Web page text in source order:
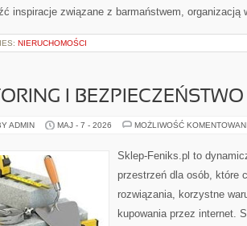
inspiracje związane z barmaństwem,
NIERUCHOMOŚCI
I
ADMIN MAJ - 7 - 2026 MOŻLIWOŚĆ
Sklep-Feniks.pl to
przestrzeń dla osób, które
rozwiązania, korzystne
kupowania przez internet.